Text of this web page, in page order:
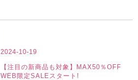
2024-10-19
【注目の新商品も対象】MAX50％OFF
WEB限定SALEスタート!